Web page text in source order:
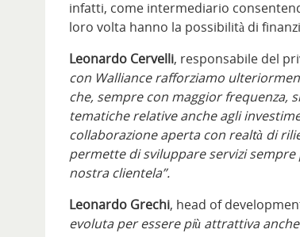
infatti, come intermediario
loro volta hanno la possibilità di
Leonardo Cervelli, responsabile del
con Walliance rafforziamo
che, sempre con maggior frequenza,
tematiche relative anche agli
collaborazione aperta con realtà di
permette di sviluppare servizi
nostra clientela”.
Leonardo Grechi, head of
evoluta per essere più attrattiva